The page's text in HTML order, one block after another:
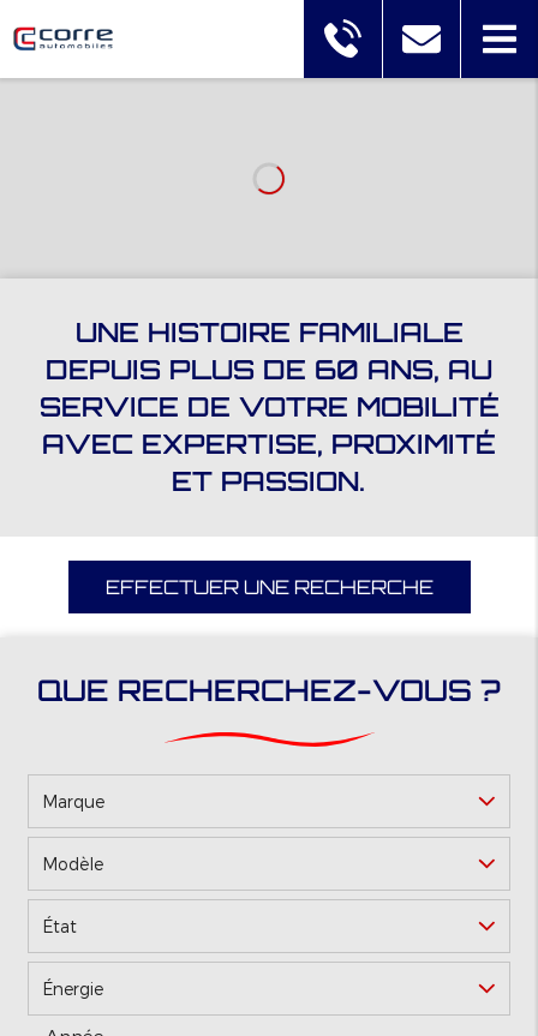
UNE HISTOIRE FAMILIALE
DEPUIS PLUS DE 60 ANS, AU
SERVICE DE VOTRE MOBILITÉ
AVEC EXPERTISE, PROXIMITÉ
ET PASSION.
EFFECTUER UNE RECHERCHE
QUE RECHERCHEZ-VOUS ?
*